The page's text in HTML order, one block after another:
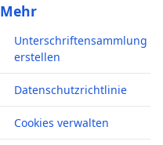
Mehr
Unterschriftensammlung
erstellen
Datenschutzrichtlinie
Cookies verwalten